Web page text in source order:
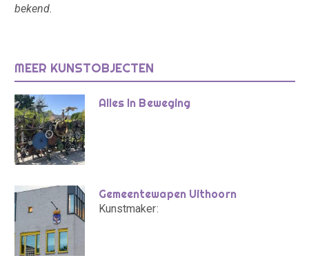
bekend.
MEER KUNSTOBJECTEN
Alles In Beweging
Gemeentewapen Uithoorn
Kunstmaker: